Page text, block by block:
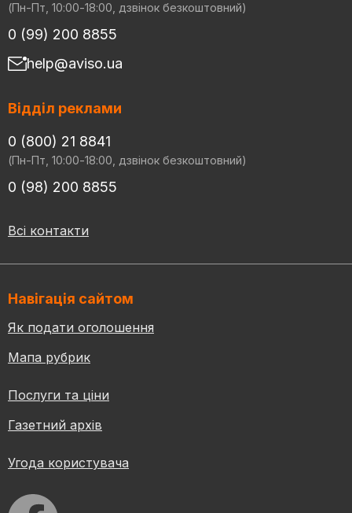
(Пн-Пт, 10:00-18:00, дзвінок безкоштовний)
0 (99) 200 8855
help@aviso.ua
Відділ реклами
0 (800) 21 8841
(Пн-Пт, 10:00-18:00, дзвінок безкоштовний)
0 (98) 200 8855
Всі контакти
Навігація сайтом
Як подати оголошення
Мапа рубрик
Послуги та ціни
Газетний архів
Угода користувача